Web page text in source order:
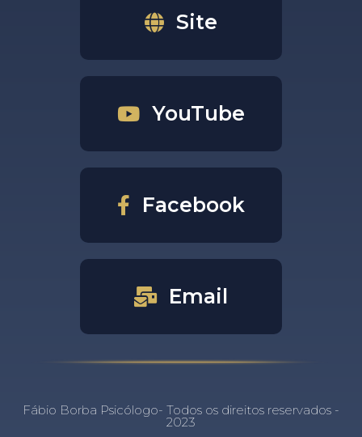
Site
YouTube
Facebook
Email
Fábio Borba Psicólogo- Todos os direitos reservados -
2023